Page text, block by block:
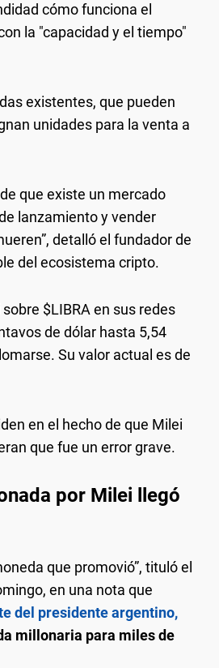
cómo funciona el
la "capacidad y el tiempo"
existentes, que pueden
unidades para la venta a
que existe un mercado
lanzamiento y vender
detalló el fundador de
del ecosistema cripto.
$LIBRA en sus redes
de dólar hasta 5,54
Su valor actual es de
en el hecho de que Milei
que fue un error grave.
por Milei llegó
que promovió”, tituló el
en una nota que
del presidente argentino,
millonaria para miles de